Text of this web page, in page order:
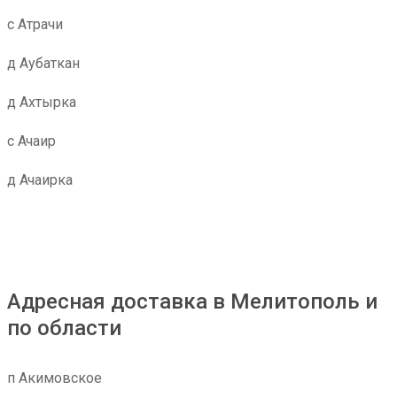
с Атрачи
д Аубаткан
д Ахтырка
с Ачаир
д Ачаирка
Адресная доставка в Мелитополь и
по области
п Акимовское